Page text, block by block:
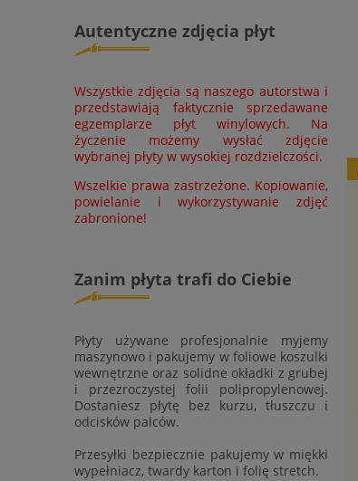
Autentyczne zdjęcia płyt
Wszystkie zdjęcia są naszego autorstwa i
przedstawiają faktycznie sprzedawane
egzemplarze płyt winylowych. Na
życzenie możemy wysłać zdjęcie
wybranej płyty w wysokiej rozdzielczości.
Wszelkie prawa zastrzeżone. Kopiowanie,
powielanie i wykorzystywanie zdjęć
zabronione!
Zanim płyta trafi do Ciebie
Płyty używane profesjonalnie myjemy
maszynowo i pakujemy w foliowe koszulki
wewnętrzne oraz solidne okładki z grubej
i przezroczystej folii polipropylenowej.
Dostaniesz płytę bez kurzu, tłuszczu i
odcisków palców.
Przesyłki bezpiecznie pakujemy w miękki
wypełniacz, twardy karton i folię stretch.